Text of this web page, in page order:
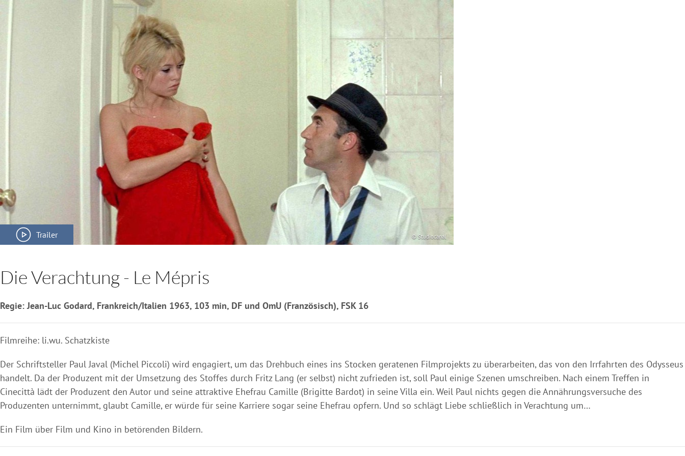
Trailer © Studiocanal
Die Verachtung - Le Mépris
Regie: Jean-Luc Godard, Frankreich/Italien 1963, 103 min, DF und OmU (Französisch), FSK 16
Filmreihe: li.wu. Schatzkiste
Der Schriftsteller Paul Javal (Michel Piccoli) wird engagiert, um das Drehbuch eines ins Stocken geratenen Filmprojekts zu überarbeiten, das von den Irrfahrten des Odysseus
handelt. Da der Produzent mit der Umsetzung des Stoffes durch Fritz Lang (er selbst) nicht zufrieden ist, soll Paul einige Szenen umschreiben. Nach einem Treffen in
Cinecittà lädt der Produzent den Autor und seine attraktive Ehefrau Camille (Brigitte Bardot) in seine Villa ein. Weil Paul nichts gegen die Annährungsversuche des
Produzenten unternimmt, glaubt Camille, er würde für seine Karriere sogar seine Ehefrau opfern. Und so schlägt Liebe schließlich in Verachtung um…
Ein Film über Film und Kino in betörenden Bildern.